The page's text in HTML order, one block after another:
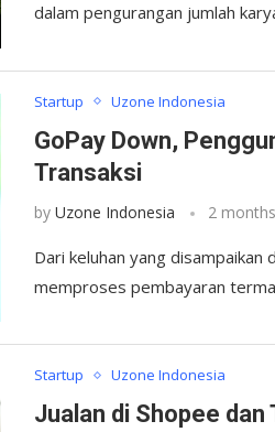
dalam pengurangan jumlah
Startup Uzone Indonesia
GoPay Down,
Transaksi
byUzone Indonesia 2
Dari keluhan yang disampaikan
memproses pembayaran
Startup Uzone Indonesia
Jualan di Shopee dan